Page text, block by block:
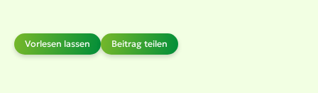
Vorlesen lassen Beitrag teilen